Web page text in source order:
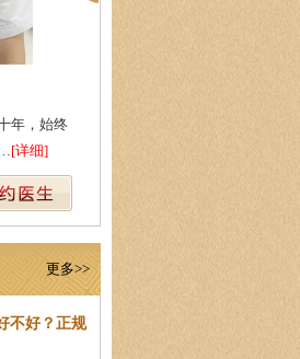
年，始终
[详细]
更多>>
不好？正规